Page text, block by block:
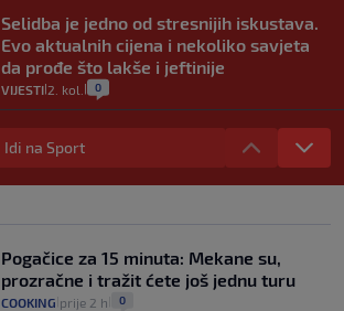
Selidba je jedno od stresnijih iskustava.
Evo aktualnih cijena i nekoliko savjeta
da prođe što lakše i jeftinije
VIJESTI 2. kol. 0
Izračunali smo koliko košta putovanje
automobilom na Hvar iz Zagreba, a
VIJESTI 2. kol. 14
zdravstvenu iskaznicu". Kakva su prava
pacijenata izvan mjesta prebivališta?
VIJESTI 1. kol.
Idi na Sport
Pogačice za 15 minuta: Mekane su,
prozračne i tražit ćete još jednu turu
COOKING prije 2 h 0